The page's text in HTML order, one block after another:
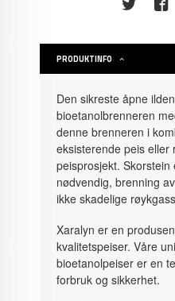
PRODUKTINFO
Den sikreste åpne
bioetanolbrenneren
denne brenneren i
eksisterende peis eller
peisprosjekt.
nødvendig, brenning
ikke skadelige
Xaralyn er en
kvalitetspeiser. Våre
bioetanolpeiser er en
forbruk og sikkerhet.